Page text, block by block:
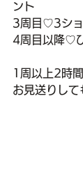
ント
3周目♡3シ
4周目以降♡
1周以上2時
お見送りして